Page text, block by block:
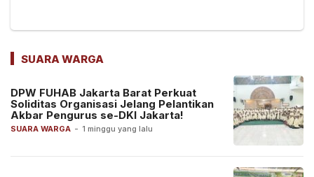
SUARA WARGA
SUARA WARGA - 1 minggu yang lalu
DPW FUHAB Jakarta Barat Perkuat
Soliditas Organisasi Jelang Pelantikan
Akbar Pengurus se-DKI Jakarta!